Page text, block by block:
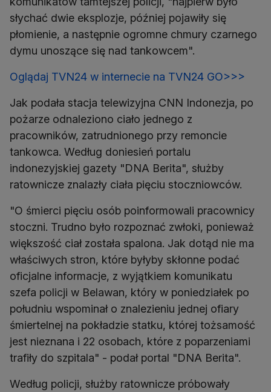
słychać dwie eksplozje, później pojawiły się
płomienie, a następnie ogromne chmury czarnego
dymu unoszące się nad tankowcem".
Oglądaj TVN24 w internecie na TVN24 GO>>>
Jak podała stacja telewizyjna CNN Indonezja, po
pożarze odnaleziono ciało jednego z
pracowników, zatrudnionego przy remoncie
tankowca. Według doniesień portalu
indonezyjskiej gazety "DNA Berita", służby
ratownicze znalazły ciała pięciu stoczniowców.
"O śmierci pięciu osób poinformowali pracownicy
stoczni. Trudno było rozpoznać zwłoki, ponieważ
większość ciał została spalona. Jak dotąd nie ma
właściwych stron, które byłyby skłonne podać
oficjalne informacje, z wyjątkiem komunikatu
szefa policji w Belawan, który w poniedziałek po
południu wspominał o znalezieniu jednej ofiary
śmiertelnej na pokładzie statku, której tożsamość
jest nieznana i 22 osobach, które z poparzeniami
trafiły do szpitala" - podał portal "DNA Berita".
Według policji, służby ratownicze próbowały